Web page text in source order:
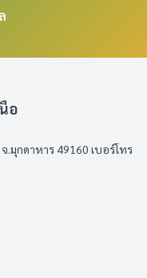
อ
.มุกดาหาร 49160 เบอร์โทร